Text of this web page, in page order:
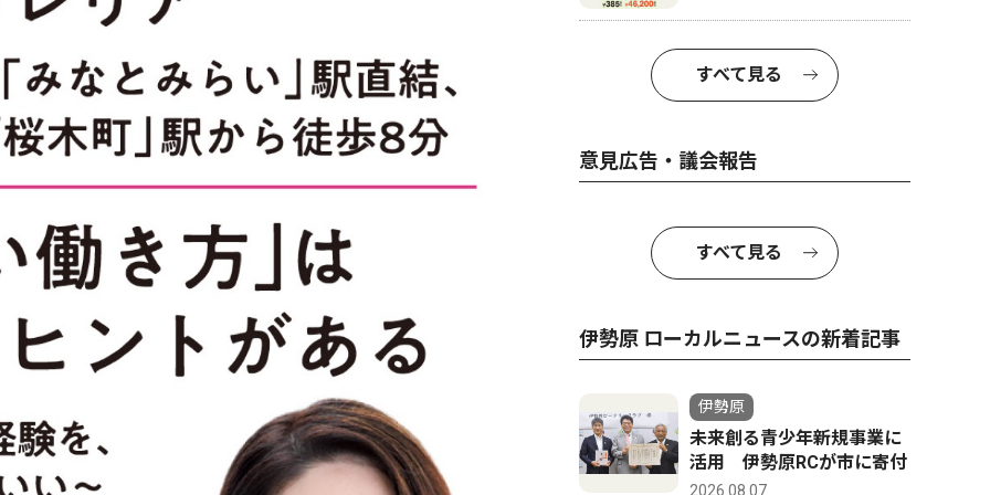
すべて見る
意見広告・議会報告
すべて見る
伊勢原 ローカルニュースの新着記事
伊勢原
未来創る青少年新規事業に
活用 伊勢原RCが市に寄付
2026.08.07